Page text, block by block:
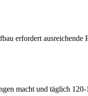
erfordert
macht und täglich